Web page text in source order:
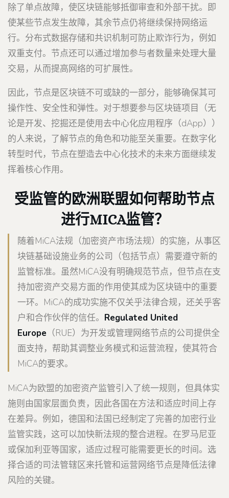
除了单点故障，使区块链能够抵御审查和外部干扰。即
使某些节点发生故障，其余节点仍将继续保持网络运
行。分布式数据存储和共识机制可防止欺诈行为，例如
双重支付。节点还可以通过增加参与者数量来处理大量
交易，从而提高网络的可扩展性。
因此，节点是区块链不可或缺的一部分，能够确保其可
操作性、安全性和弹性。对于想要参与区块链项目（无
论是开发、挖掘还是使用去中心化应用程序（dApp））
的人来说，了解节点的角色和功能至关重要。在数字化
转型时代，节点在塑造去中心化技术的未来方面继续发
挥着核心作用。
受监管的欧洲联盟如何帮助节点
进行MICA监管？
随着MiCA法规（加密资产市场法规）的实施，从事区
块链基础设施业务的公司（包括节点）需要遵守新的
监管标准。虽然MiCA没有明确规范节点，但节点在支
持加密资产交易方面的作用使其成为区块链中的重要
一环。MiCA的成功实施不仅关乎法律合规，还关乎客
户和合作伙伴的信任。 Regulated United
Europe （RUE）为开发或管理网络节点的公司提供全
面支持，帮助其调整业务模式和运营流程，使其符合
MiCA的要求。
MiCA为欧盟的加密资产监管引入了统一规则，但具体实
施则由国家层面负责，因此各国在方法和适应时间上存
在差异。例如，德国和法国已经制定了完善的加密行业
监管实践，这可以加快新法规的整合进程。在罗马尼亚
或保加利亚等国家，适应过程可能需要更长的时间。选
择合适的司法管辖区来托管和运营网络节点是降低法律
风险的关键。